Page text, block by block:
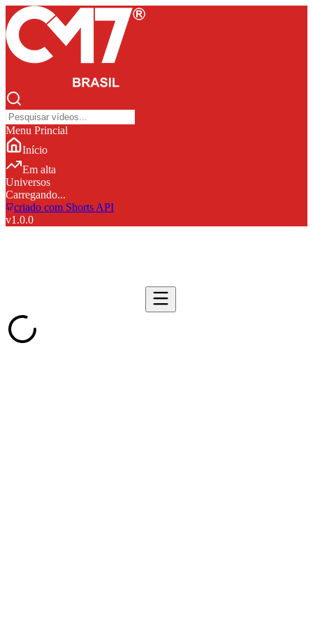
Menu Princial
Início
Em alta
Universos
Carregando...
criado com Shorts API
v1.0.0